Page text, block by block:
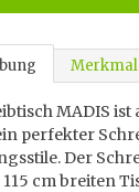
MADIS
perfekter
Der
cm breiten